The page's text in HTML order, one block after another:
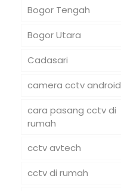
Bogor Tengah
Bogor Utara
Cadasari
camera cctv android
cara pasang cctv di
rumah
cctv avtech
cctv di rumah